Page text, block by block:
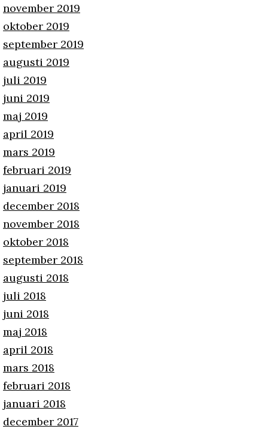
november 2019
oktober 2019
september 2019
augusti 2019
juli 2019
juni 2019
maj 2019
april 2019
mars 2019
februari 2019
januari 2019
december 2018
november 2018
oktober 2018
september 2018
augusti 2018
juli 2018
juni 2018
maj 2018
april 2018
mars 2018
februari 2018
januari 2018
december 2017